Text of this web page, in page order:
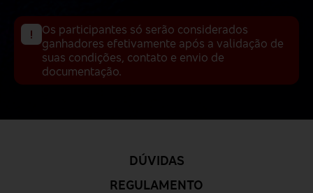
Os participantes só serão considerados
ganhadores efetivamente após a validação de
suas condições, contato e envio de
documentação.
DÚVIDAS
REGULAMENTO